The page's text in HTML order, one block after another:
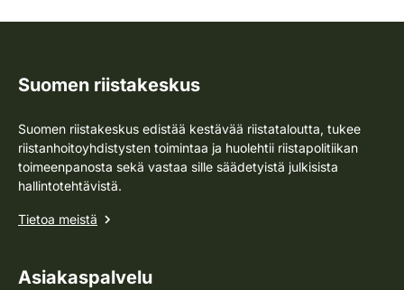
Suomen riistakeskus
Suomen riistakeskus edistää kestävää riistataloutta, tukee
riistanhoitoyhdistysten toimintaa ja huolehtii riistapolitiikan
toimeenpanosta sekä vastaa sille säädetyistä julkisista
hallintotehtävistä.
Tietoa meistä
Asiakaspalvelu